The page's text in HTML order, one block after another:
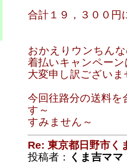
合計１９，３００円
おかえりウンちん
着払いキャンペー
大変申し訳ございま
今回往路分の送料
す～
すみません～
Re: 東京都日野市く
投稿者：
くま吉ママ